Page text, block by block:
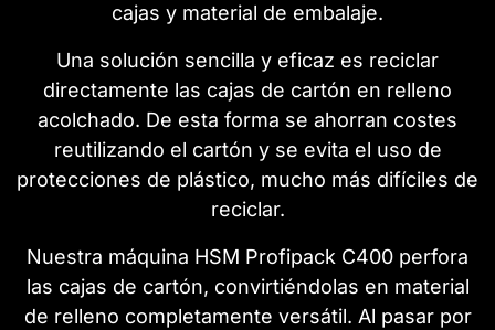
cajas y material de embalaje.
Una solución sencilla y eficaz es reciclar
directamente las cajas de cartón en relleno
acolchado. De esta forma se ahorran costes
reutilizando el cartón y se evita el uso de
protecciones de plástico, mucho más difíciles de
reciclar.
Nuestra máquina HSM Profipack C400 perfora
las cajas de cartón, convirtiéndolas en material
de relleno completamente versátil. Al pasar por